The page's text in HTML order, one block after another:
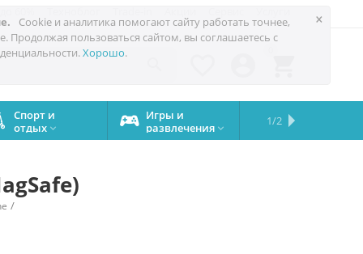
×
Cookie и аналитика помогают сайту работать точнее,
Продолжая пользоваться сайтом, вы соглашаетесь с
Хорошо.
Спорт и
отдых 
Игры и
развлечения 
Сервисный
центр
Сравните
iPhone
Подарки
на все
случаи
Запчасти
Бренды
1/2
/